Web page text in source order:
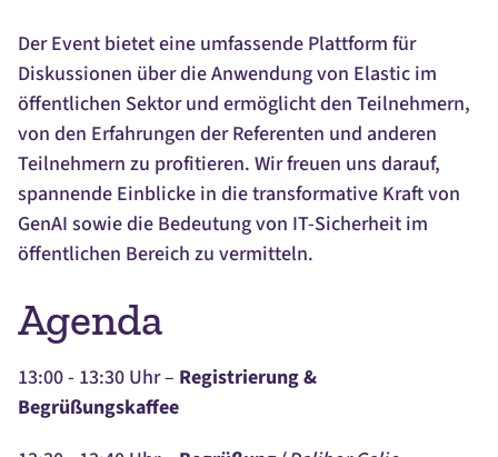
Der Event bietet eine umfassende Plattform für
Diskussionen über die Anwendung von Elastic im
öffentlichen Sektor und ermöglicht den Teilnehmern,
von den Erfahrungen der Referenten und anderen
Teilnehmern zu profitieren. Wir freuen uns darauf,
spannende Einblicke in die transformative Kraft von
GenAI sowie die Bedeutung von IT-Sicherheit im
öffentlichen Bereich zu vermitteln.
Agenda
13:00 - 13:30 Uhr – Registrierung &
Begrüßungskaffee